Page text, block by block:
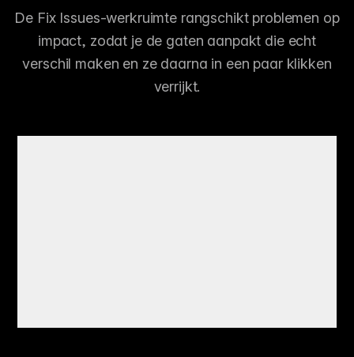
De Fix Issues-werkruimte rangschikt problemen op
impact, zodat je de gaten aanpakt die echt
verschil maken en ze daarna in een paar klikken
verrijkt.